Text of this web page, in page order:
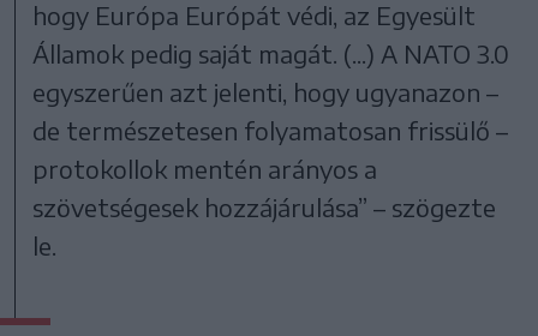
hogy Európa Európát védi, az Egyesült
Államok pedig saját magát. (...) A NATO 3.0
egyszerűen azt jelenti, hogy ugyanazon –
de természetesen folyamatosan frissülő –
protokollok mentén arányos a
szövetségesek hozzájárulása” – szögezte
le.